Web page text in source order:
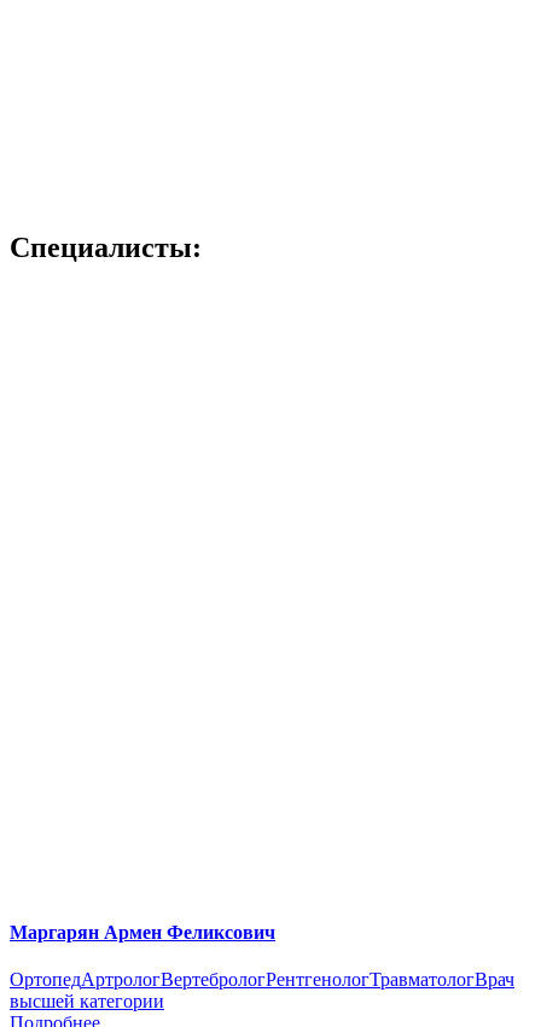
Специалисты:
Маргарян Армен Феликсович
ОртопедАртрологВертебрологРентгенологТравматологВрач
высшей категории
Подробнее